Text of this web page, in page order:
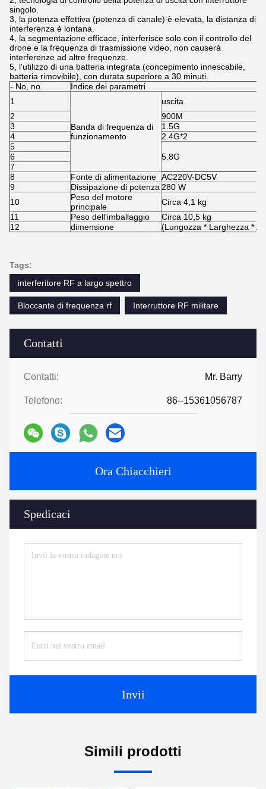
Contatti
Contatti: Mr. Barry
Telefono: 86--15361056787
Ora Chiacchieri
Spedicaci
Invii
singolo.
3, la potenza effettiva (potenza di canale) è elevata, la distanza di
interferenza è lontana.
4, la segmentazione efficace, interferisce solo con il controllo del
drone e la frequenza di trasmissione video, non causerà
interferenze ad altre frequenze.
5, l'utilizzo di una batteria integrata (concepimento innescabile,
batteria rimovibile), con durata superiore a 30 minuti.
- No, no.
Indice dei parametri
1
Banda di frequenza di
funzionamento
uscita
2
900M
3
1.5G
4
2.4G*2
5
5.8G
6
7
8
Fonte di alimentazione AC220V-DC5V
9
Dissipazione di potenza 280 W
10
Peso del motore
principale
Circa 4,1 kg
11
Peso dell'imballaggio
Circa 10,5 kg
12
dimensione (Lungozza * Larghezza *
Tags:
interferitore RF a largo spettro
Bloccante di frequenza rf Interruttore RF militare
Simili prodotti